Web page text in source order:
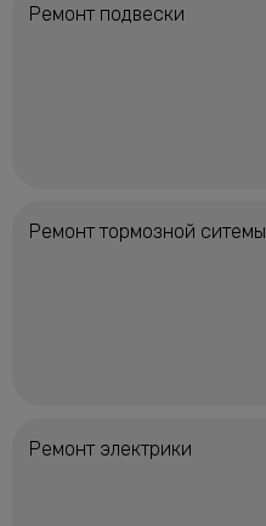
Ремонт подвески
Ремонт тормозной ситемы
Ремонт электрики